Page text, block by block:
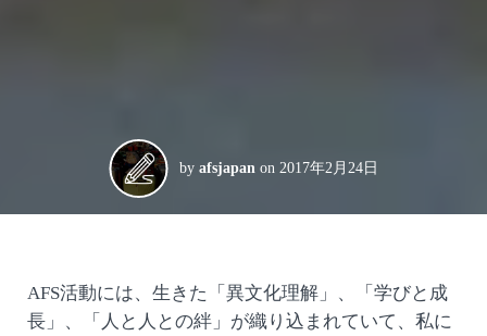
by afsjapan on 2017年2月24日
AFS活動には、生きた「異文化理解」、「学びと成
長」、「人と人との絆」が織り込まれていて、私に